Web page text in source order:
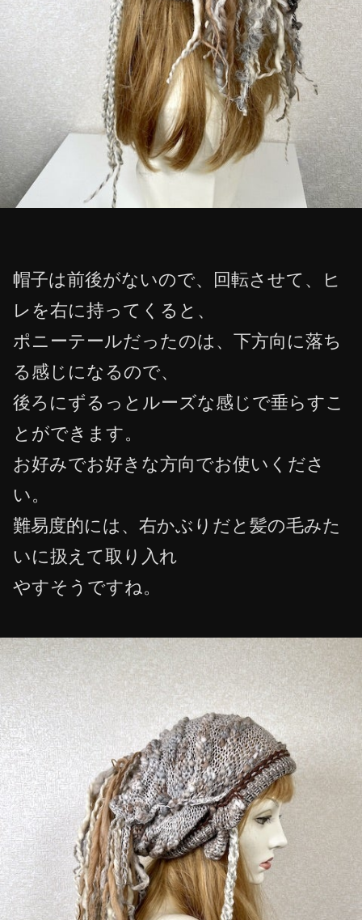
帽子は前後がないので、回転させて、ヒ
レを右に持ってくると、
ポニーテールだったのは、下方向に落ち
る感じになるので、
後ろにずるっとルーズな感じで垂らすこ
とができます。
お好みでお好きな方向でお使いくださ
い。
難易度的には、右かぶりだと髪の毛みた
いに扱えて取り入れ
やすそうですね。